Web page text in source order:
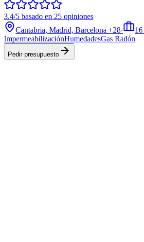
3.4/5 basado en 25 opiniones
Cantabria, Madrid, Barcelona +28· 16
ImpermeabilizaciónHumedadesGas Radón
Pedir presupuesto